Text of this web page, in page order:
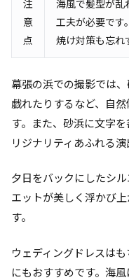
注
意
点
海風で髪型が乱
工夫が必要です
焼け対策も忘れ
幕張の浜での撮影では
戯れたりするなど、自
す。また、砂浜に文字
リジナリティあふれる演
夕日をバックにしたシ
エットが美しく浮かび
す。
ウェディングドレスは
にもおすすめです。海